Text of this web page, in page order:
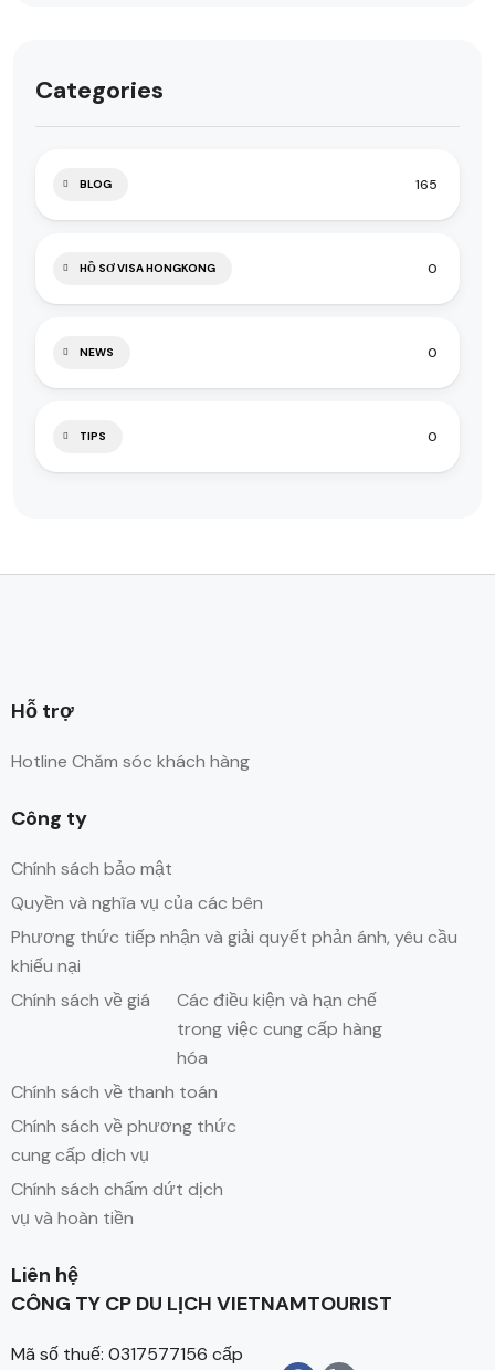
Categories
BLOG 165
HỒ SƠ VISA HONGKONG 0
NEWS 0
TIPS 0
Hỗ trợ
Hotline Chăm sóc khách hàng
Công ty
Chính sách bảo mật
Quyền và nghĩa vụ của các bên
Phương thức tiếp nhận và giải quyết phản ánh, yêu cầu
khiếu nại
Chính sách về giá
Các điều kiện và hạn chế
trong việc cung cấp hàng
hóa
Chính sách về thanh toán
Chính sách về phương thức
cung cấp dịch vụ
Chính sách chấm dứt dịch
vụ và hoàn tiền
Liên hệ
CÔNG TY CP DU LỊCH VIETNAMTOURIST
Mã số thuế: 0317577156 cấp